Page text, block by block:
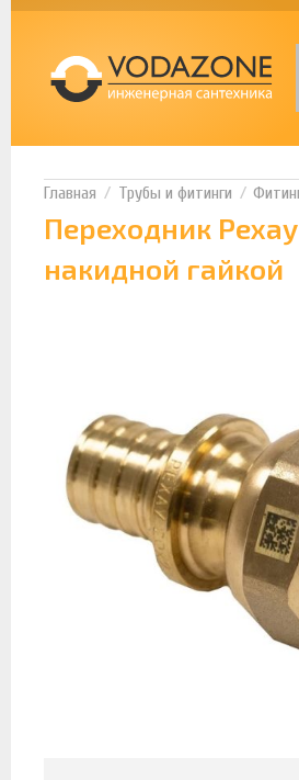
Трубы и фитинги
Переходник
накидной гайкой